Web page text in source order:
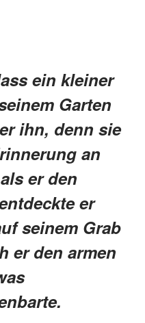
ein kleiner
Garten
ihn, denn sie
an
er den
er
seinem Grab
er den armen